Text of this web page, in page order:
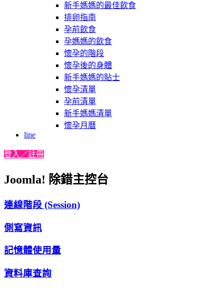
新手媽媽的最佳飲食
排卵指南
孕前飲食
孕媽媽的飲食
懷孕的階段
懷孕後的身體
新手媽媽的貼士
懷孕清單
孕前清單
新手媽媽清單
懷孕月曆
line
登入／註冊
Joomla! 除錯主控台
連線階段 (Session)
側寫資訊
記憶體使用量
資料庫查詢